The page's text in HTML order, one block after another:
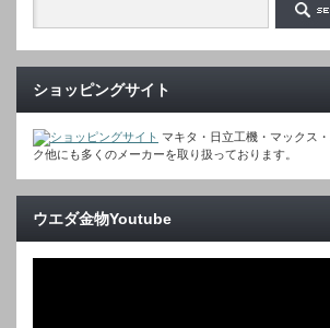
ショッピングサイト
マキタ・日立工機・マックス
ク他にも多くのメーカーを取り扱っております。
ウエダ金物Youtube